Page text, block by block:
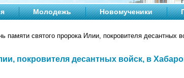
Молодежь Новомученики
памяти святого пророка Илии, покровителя десантных
покровителя десантных войск, в